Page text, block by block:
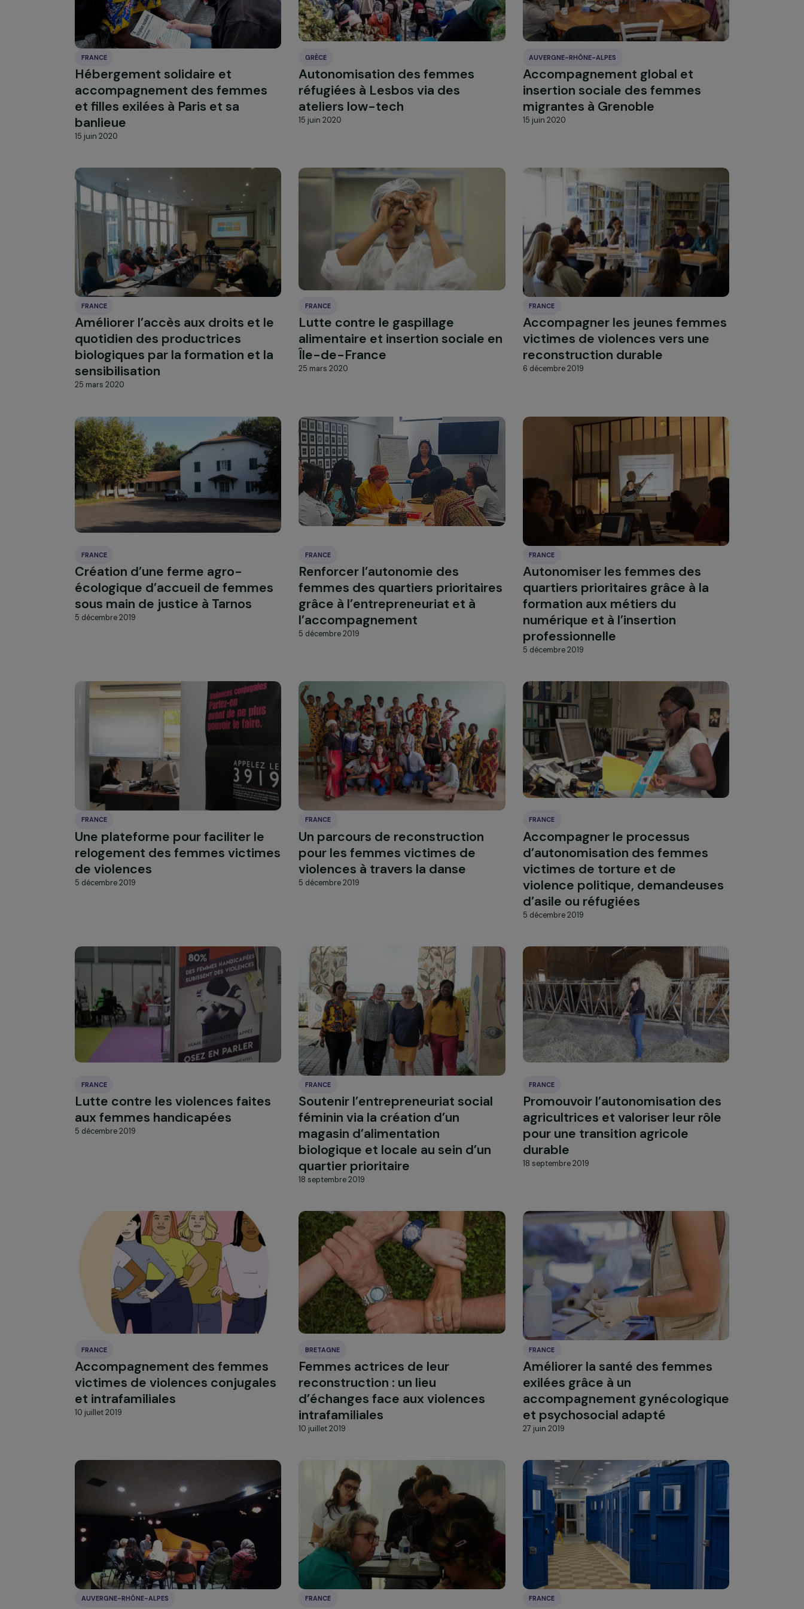
FRANCE
Hébergement solidaire et
et filles exilées à Paris et sa
banlieue
15 juin 2020
GRÈCE
ateliers low-tech
15 juin 2020
migrantes à Grenoble
15 juin 2020
Améliorer l’accès aux droits et le
quotidien des productrices
biologiques par la formation et la
sensibilisation
25 mars 2020
Lutte contre le gaspillage
alimentaire et insertion sociale en
Île-de-France
25 mars 2020
Accompagner les jeunes
victimes de violences vers une
reconstruction durable
6 décembre 2019
Création d’une ferme agro-
écologique d’accueil de femmes
sous main de justice à Tarnos
Renforcer l’autonomie des
femmes des quartiers prioritaires
grâce à l’entrepreneuriat et à
l’accompagnement
5 décembre 2019
Autonomiser les femmes des
quartiers prioritaires grâce à la
formation aux métiers du
numérique et à l’insertion
professionnelle
5 décembre 2019
Une plateforme pour faciliter le
relogement des femmes victimes
de violences
5 décembre 2019
FRANCE
Un parcours de reconstruction
pour les femmes victimes de
violences à travers la danse
5 décembre 2019
Accompagner le processus
d’autonomisation des femmes
victimes de torture et de
violence politique, demandeuses
d’asile ou réfugiées
FRANCE
Lutte contre les violences faites
aux femmes handicapées
5 décembre 2019
FRANCE
Soutenir l’entrepreneuriat social
féminin via la création d’un
magasin d’alimentation
biologique et locale au sein d’un
quartier prioritaire
18 septembre 2019
FRANCE
Promouvoir l’autonomisation des
agricultrices et valoriser leur rôle
pour une transition agricole
durable
FRANCE
Accompagnement des femmes
victimes de violences conjugales
BRETAGNE
Femmes actrices de leur
FRANCE
Améliorer la santé des femmes